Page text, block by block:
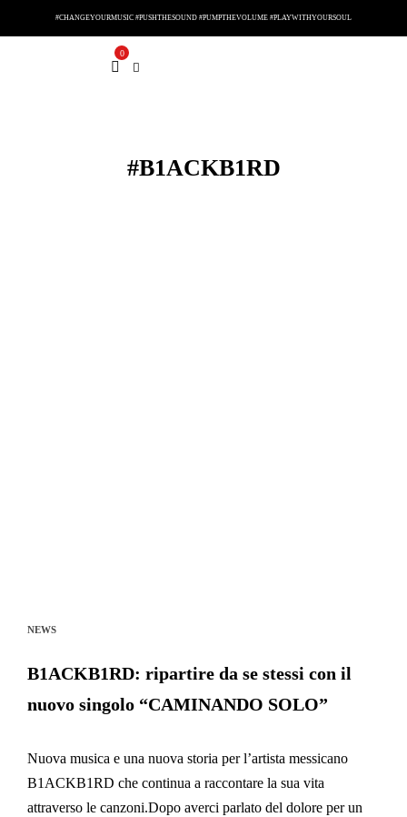
#CHANGEYOURMUSIC #PUSHTHESOUND #PUMPTHEVOLUME #PLAYWITHYOURSOUL
0
#B1ACKB1RD
NEWS
B1ACKB1RD: ripartire da se stessi con il
nuovo singolo “CAMINANDO SOLO”
Nuova musica e una nuova storia per l’artista messicano
B1ACKB1RD che continua a raccontare la sua vita
attraverso le canzoni.Dopo averci parlato del dolore per un